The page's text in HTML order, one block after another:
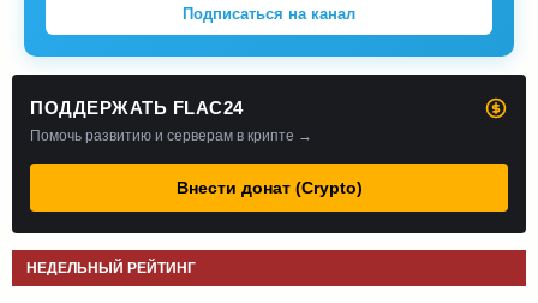
Подписаться на канал
ПОДДЕРЖАТЬ FLAC24
Помочь развитию и серверам в крипте →
Внести донат (Crypto)
НЕДЕЛЬНЫЙ РЕЙТИНГ